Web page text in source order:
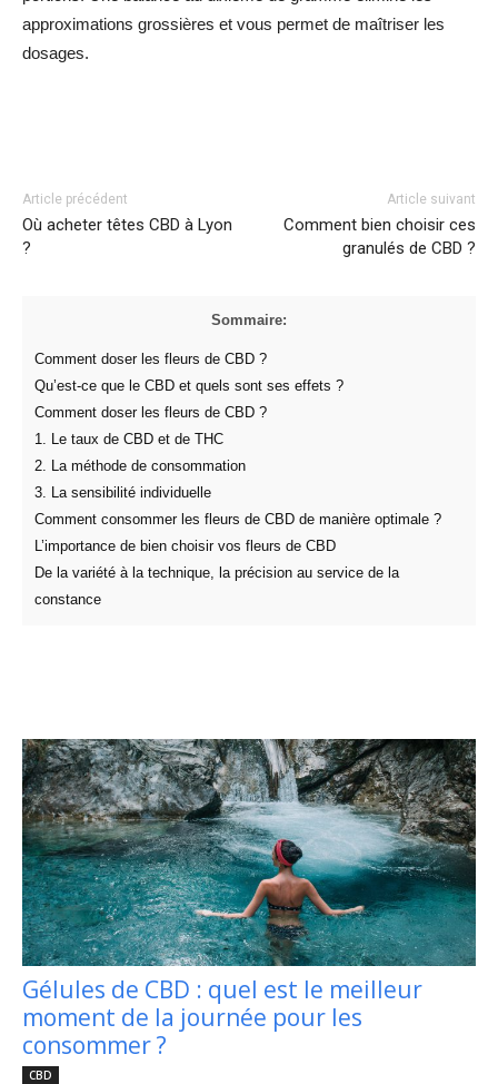
approximations grossières et vous permet de maîtriser les
dosages.
Article précédent
Où acheter têtes CBD à Lyon
?
Article suivant
Comment bien choisir ces
granulés de CBD ?
Sommaire:
Comment doser les fleurs de CBD ?
Qu’est-ce que le CBD et quels sont ses effets ?
Comment doser les fleurs de CBD ?
1. Le taux de CBD et de THC
2. La méthode de consommation
3. La sensibilité individuelle
Comment consommer les fleurs de CBD de manière optimale ?
L’importance de bien choisir vos fleurs de CBD
De la variété à la technique, la précision au service de la
constance
Gélules de CBD : quel est le meilleur
moment de la journée pour les
consommer ?
CBD